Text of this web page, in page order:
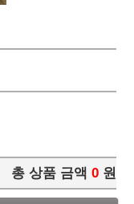
총 상품 금액 0 원